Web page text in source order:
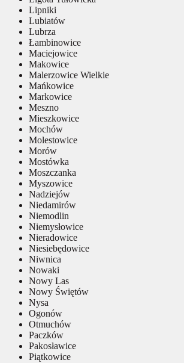
Lipniki
Lubiatów
Lubrza
Łambinowice
Maciejowice
Makowice
Malerzowice Wielkie
Mańkowice
Markowice
Meszno
Mieszkowice
Mochów
Molestowice
Morów
Mostówka
Moszczanka
Myszowice
Nadziejów
Niedamirów
Niemodlin
Niemysłowice
Nieradowice
Niesiebędowice
Niwnica
Nowaki
Nowy Las
Nowy Świętów
Nysa
Ogonów
Otmuchów
Paczków
Pakosławice
Piątkowice